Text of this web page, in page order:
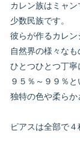
カレン族はミャ
少数民族です。
彼らが作るカレ
自然界の様々な
ひとつひとつ丁寧
９５％～９９％
独特の色や柔らか
ピアスは全部で